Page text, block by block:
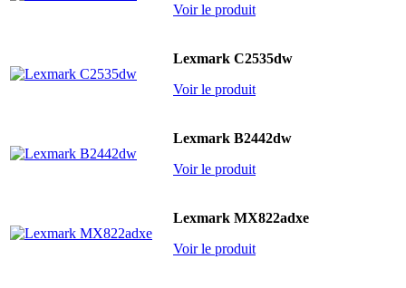
Voir le produit
Lexmark C2535dw
Voir le produit
Lexmark B2442dw
Voir le produit
Lexmark MX822adxe
Voir le produit